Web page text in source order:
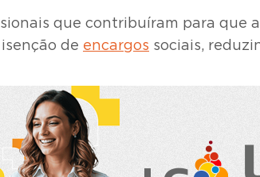
que contribuíram para que
de encargos sociais,